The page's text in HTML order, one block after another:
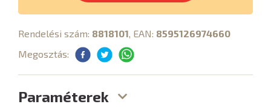
Rendelési szám: 8818101, EAN: 8595126974660
Megosztás:
Paraméterek